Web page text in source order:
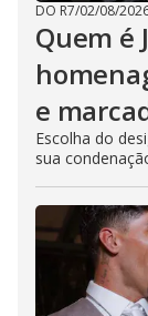
DO R7/02/08/
Quem é
e
Escolha do
sua